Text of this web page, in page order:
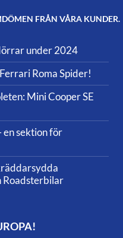
FRÅN VÅRA KUNDER.
under 2024
Roma Spider!
Mini Cooper SE
en sektion för
Roadsterbilar